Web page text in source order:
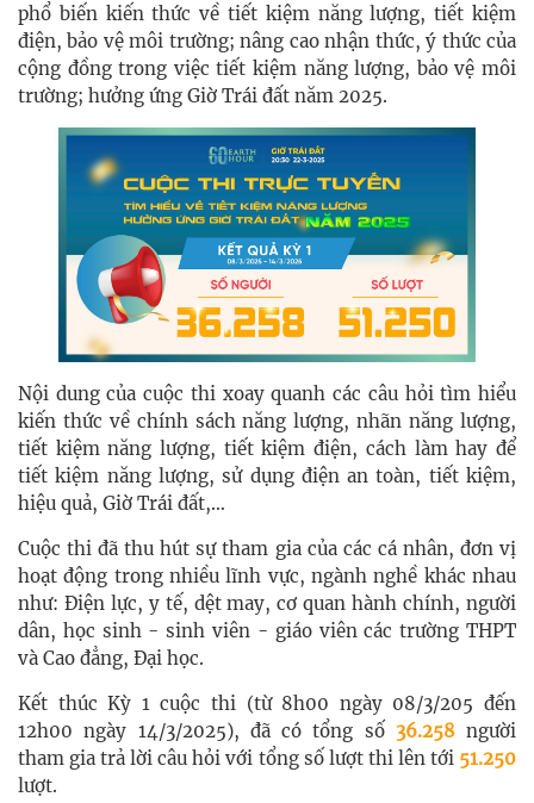
phổ biến kiến thức về tiết kiệm năng lượng, tiết kiệm
điện, bảo vệ môi trường; nâng cao nhận thức, ý thức của
cộng đồng trong việc tiết kiệm năng lượng, bảo vệ môi
trường; hưởng ứng Giờ Trái đất năm 2025.
Nội dung của cuộc thi xoay quanh các câu hỏi tìm hiểu
kiến thức về chính sách năng lượng, nhãn năng lượng,
tiết kiệm năng lượng, tiết kiệm điện, cách làm hay để
tiết kiệm năng lượng, sử dụng điện an toàn, tiết kiệm,
hiệu quả, Giờ Trái đất,…
Cuộc thi đã thu hút sự tham gia của các cá nhân, đơn vị
hoạt động trong nhiều lĩnh vực, ngành nghề khác nhau
như: Điện lực, y tế, dệt may, cơ quan hành chính, người
dân, học sinh - sinh viên - giáo viên các trường THPT
và Cao đẳng, Đại học.
Kết thúc Kỳ 1 cuộc thi (từ 8h00 ngày 08/3/205 đến
12h00 ngày 14/3/2025), đã có tổng số 36.258 người
tham gia trả lời câu hỏi với tổng số lượt thi lên tới 51.250
lượt.​